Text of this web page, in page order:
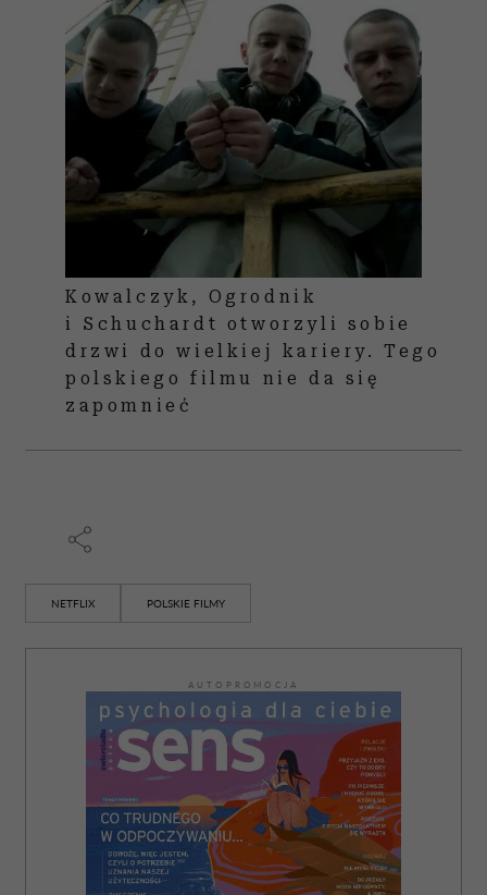
Kowalczyk, Ogrodnik
i Schuchardt otworzyli sobie
drzwi do wielkiej kariery. Tego
polskiego filmu nie da się
zapomnieć
NETFLIX POLSKIE FILMY
AUTOPROMOCJA